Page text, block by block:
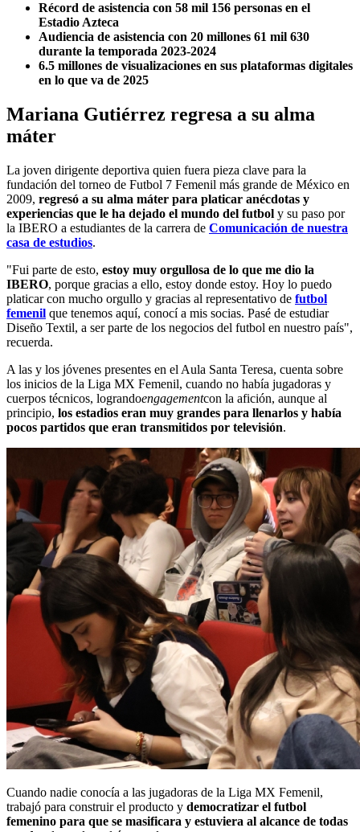
Récord de asistencia con 58 mil 156 personas en el
Estadio Azteca
Audiencia de asistencia con 20 millones 61 mil 630
durante la temporada 2023-2024
6.5 millones de visualizaciones en sus plataformas digitales
en lo que va de 2025
Mariana Gutiérrez regresa a su alma
máter
La joven dirigente deportiva quien fuera pieza clave para la
fundación del torneo de Futbol 7 Femenil más grande de México en
2009, regresó a su alma máter para platicar anécdotas y
experiencias que le ha dejado el mundo del futbol y su paso por
la IBERO a estudiantes de la carrera de Comunicación de nuestra
casa de estudios.
"Fui parte de esto, estoy muy orgullosa de lo que me dio la
IBERO, porque gracias a ello, estoy donde estoy. Hoy lo puedo
platicar con mucho orgullo y gracias al representativo de futbol
femenil que tenemos aquí, conocí a mis socias. Pasé de estudiar
Diseño Textil, a ser parte de los negocios del futbol en nuestro país",
recuerda.
A las y los jóvenes presentes en el Aula Santa Teresa, cuenta sobre
los inicios de la Liga MX Femenil, cuando no había jugadoras y
cuerpos técnicos, lograndoengagementcon la afición, aunque al
principio, los estadios eran muy grandes para llenarlos y había
pocos partidos que eran transmitidos por televisión.
Cuando nadie conocía a las jugadoras de la Liga MX Femenil,
trabajó para construir el producto y democratizar el futbol
femenino para que se masificara y estuviera al alcance de todas